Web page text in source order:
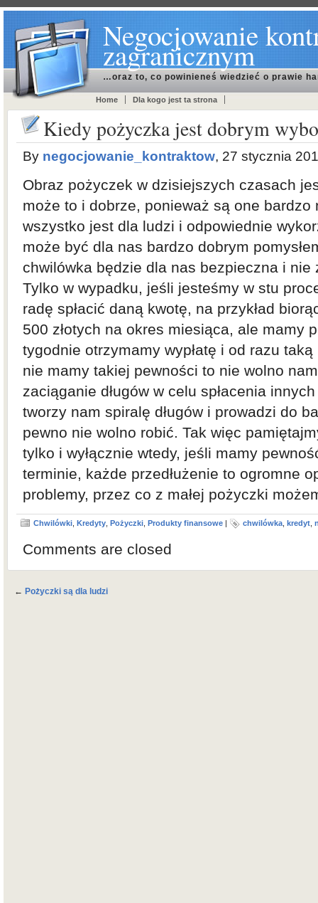
Negocjowanie
zagranicznym
…oraz to, co powinieneś wiedzieć o prawie
Home Dla kogo jest ta strona
Kiedy pożyczka jest dobrym
By negocjowanie_kontraktow, 27 stycznia
Obraz pożyczek w dzisiejszych czasach
może to i dobrze, ponieważ są one
wszystko jest dla ludzi i odpowiednie
może być dla nas bardzo dobrym
chwilówka będzie dla nas bezpieczna i
Tylko w wypadku, jeśli jesteśmy w stu
radę spłacić daną kwotę, na przykład
500 złotych na okres miesiąca, ale mamy
tygodnie otrzymamy wypłatę i od razu
nie mamy takiej pewności to nie wolno
zaciąganie długów w celu spłacenia
tworzy nam spiralę długów i prowadzi do
pewno nie wolno robić. Tak więc
tylko i wyłącznie wtedy, jeśli mamy
terminie, każde przedłużenie to ogromne
problemy, przez co z małej pożyczki
Chwilówki Kredyty Pożyczki Produkty finansowe | chwilówka kredyt
Comments are closed
← Pożyczki są dla ludzi